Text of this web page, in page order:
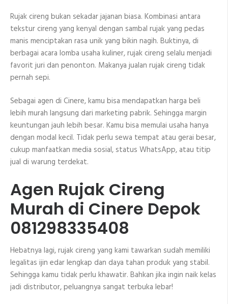
Rujak cireng bukan sekadar jajanan biasa. Kombinasi antara
tekstur cireng yang kenyal dengan sambal rujak yang pedas
manis menciptakan rasa unik yang bikin nagih. Buktinya, di
berbagai acara lomba usaha kuliner, rujak cireng selalu menjadi
favorit juri dan penonton. Makanya jualan rujak cireng tidak
pernah sepi.
Sebagai agen di Cinere, kamu bisa mendapatkan harga beli
lebih murah langsung dari marketing pabrik. Sehingga margin
keuntungan jauh lebih besar. Kamu bisa memulai usaha hanya
dengan modal kecil. Tidak perlu sewa tempat atau gerai besar,
cukup manfaatkan media sosial, status WhatsApp, atau titip
jual di warung terdekat.
Agen Rujak Cireng
Murah di Cinere Depok
081298335408
Hebatnya lagi, rujak cireng yang kami tawarkan sudah memiliki
legalitas ijin edar lengkap dan daya tahan produk yang stabil.
Sehingga kamu tidak perlu khawatir. Bahkan jika ingin naik kelas
jadi distributor, peluangnya sangat terbuka lebar!